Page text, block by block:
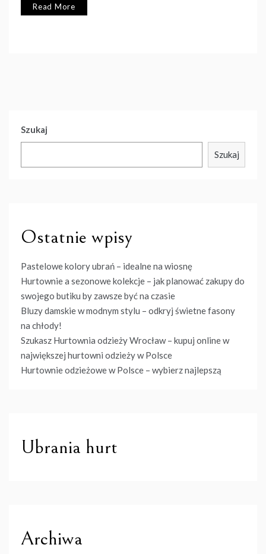
Read More
Szukaj
Szukaj
Ostatnie wpisy
Pastelowe kolory ubrań – idealne na wiosnę
Hurtownie a sezonowe kolekcje – jak planować zakupy do
swojego butiku by zawsze być na czasie
Bluzy damskie w modnym stylu – odkryj świetne fasony
na chłody!
Szukasz Hurtownia odzieży Wrocław – kupuj online w
największej hurtowni odzieży w Polsce
Hurtownie odzieżowe w Polsce – wybierz najlepszą
Ubrania hurt
Archiwa